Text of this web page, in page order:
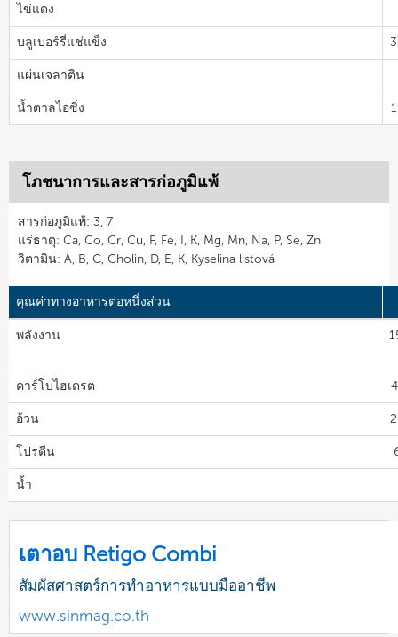
ไข่แดง
บลูเบอร์รี่แช่แข็ง
แผ่นเจลาติน
น้ำตาลไอซิ่ง
โภชนาการและสารก่อภูมิแพ้
สารก่อภูมิแพ้: 3, 7
แร่ธาตุ: Ca, Co, Cr, Cu, F, Fe, I, K, Mg, Mn, Na, P, Se, Zn
วิตามิน: A, B, C, Cholin, D, E, K, Kyselina listová
คุณค่าทางอาหารต่อหนึ่งส่วน
พลังงาน
คาร์โบไฮเดรต
อ้วน
โปรตีน
น้ำ
เตาอบ Retigo Combi
สัมผัสศาสตร์การทำอาหารแบบมืออาชีพ
www.sinmag.co.th